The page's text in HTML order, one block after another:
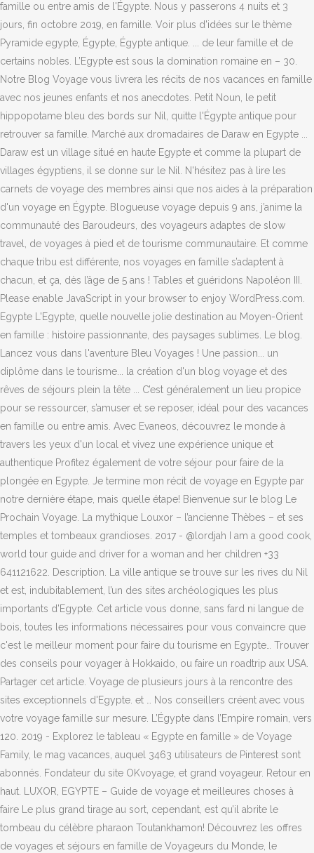
famille ou entre amis de l'Égypte. Nous y passerons 4 nuits et 3
jours, fin octobre 2019, en famille. Voir plus d'idées sur le thème
Pyramide egypte, Égypte, Égypte antique. ... de leur famille et de
certains nobles. L’Egypte est sous la domination romaine en – 30.
Notre Blog Voyage vous livrera les récits de nos vacances en famille
avec nos jeunes enfants et nos anecdotes. Petit Noun, le petit
hippopotame bleu des bords sur Nil, quitte l'Égypte antique pour
retrouver sa famille. Marché aux dromadaires de Daraw en Egypte ...
Daraw est un village situé en haute Egypte et comme la plupart de
villages égyptiens, il se donne sur le Nil. N'hésitez pas à lire les
carnets de voyage des membres ainsi que nos aides à la préparation
d'un voyage en Égypte. Blogueuse voyage depuis 9 ans, j’anime la
communauté des Baroudeurs, des voyageurs adaptes de slow
travel, de voyages à pied et de tourisme communautaire. Et comme
chaque tribu est différente, nos voyages en famille s’adaptent à
chacun, et ça, dès l’âge de 5 ans ! Tables et guéridons Napoléon III.
Please enable JavaScript in your browser to enjoy WordPress.com.
Egypte L'Egypte, quelle nouvelle jolie destination au Moyen-Orient
en famille : histoire passionnante, des paysages sublimes. Le blog.
Lancez vous dans l'aventure Bleu Voyages ! Une passion... un
diplôme dans le tourisme... la création d'un blog voyage et des
rêves de séjours plein la tête ... C’est généralement un lieu propice
pour se ressourcer, s’amuser et se reposer, idéal pour des vacances
en famille ou entre amis. Avec Evaneos, découvrez le monde à
travers les yeux d'un local et vivez une expérience unique et
authentique Profitez également de votre séjour pour faire de la
plongée en Egypte. Je termine mon récit de voyage en Egypte par
notre dernière étape, mais quelle étape! Bienvenue sur le blog Le
Prochain Voyage. La mythique Louxor – l’ancienne Thèbes – et ses
temples et tombeaux grandioses. 2017 - @lordjah I am a good cook,
world tour guide and driver for a woman and her children +33
641121622. Description. La ville antique se trouve sur les rives du Nil
et est, indubitablement, l’un des sites archéologiques les plus
importants d’Egypte. Cet article vous donne, sans fard ni langue de
bois, toutes les informations nécessaires pour vous convaincre que
c'est le meilleur moment pour faire du tourisme en Egypte… Trouver
des conseils pour voyager à Hokkaido, ou faire un roadtrip aux USA.
Partager cet article. Voyage de plusieurs jours à la rencontre des
sites exceptionnels d'Egypte. et … Nos conseillers créent avec vous
votre voyage famille sur mesure. L’Égypte dans l’Empire romain, vers
120. 2019 - Explorez le tableau « Egypte en famille » de Voyage
Family, le mag vacances, auquel 3463 utilisateurs de Pinterest sont
abonnés. Fondateur du site OKvoyage, et grand voyageur. Retour en
haut. LUXOR, EGYPTE – Guide de voyage et meilleures choses à
faire Le plus grand tirage au sort, cependant, est qu’il abrite le
tombeau du célèbre pharaon Toutankhamon! Découvrez les offres
de voyages et séjours en famille de Voyageurs du Monde, le